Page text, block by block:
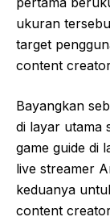
ukuran
target
content
Bayangkan
di layar utama
game guide di
live streamer
keduanya
content